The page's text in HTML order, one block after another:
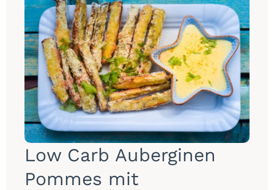
Low Carb Auberginen
Pommes mit